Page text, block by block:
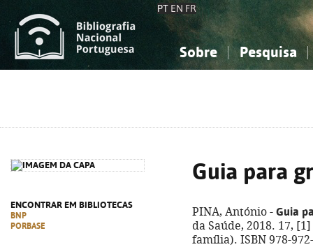
PT EN FR
Sobre Pesquisa
ENCONTRAR EM BIBLIOTECAS
BNP
PORBASE
Guia para
PINA, António - Guia
da Saúde, 2018. 17,
família). ISBN 978-